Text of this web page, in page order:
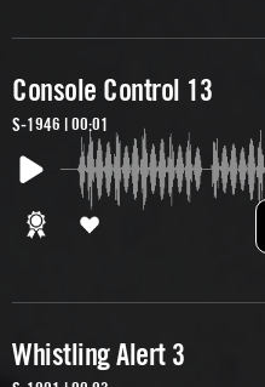
Console Control 13
S-1946 | 00:01
Whistling Alert 3